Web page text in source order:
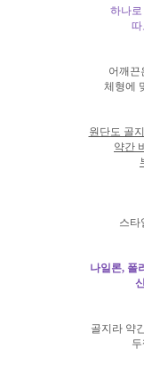
하나
따
어깨끈
체형에
원단도 골
약간
스타
나일론, 폴
골지라 약